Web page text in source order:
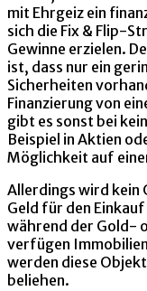
mit Ehrgeiz ein
sich die Fix & Flip-
Gewinne erzielen.
ist, dass nur ein
Sicherheiten
Finanzierung von
gibt es sonst bei
Beispiel in Aktien
Möglichkeit auf
Allerdings wird kein
Geld für den
während der Gold-
verfügen
werden diese
beliehen.